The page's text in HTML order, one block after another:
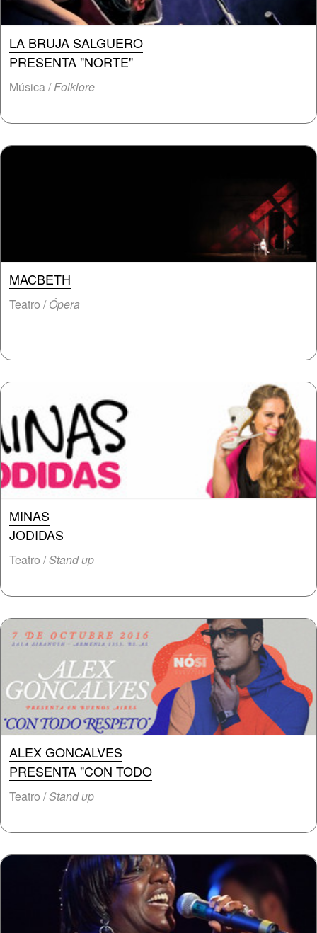
LA BRUJA SALGUERO
PRESENTA "NORTE"
Música /Folklore
MACBETH
Teatro /Ópera
MINAS
JODIDAS
Teatro /Stand up
ALEX GONCALVES
PRESENTA "CON TODO
Teatro /Stand up